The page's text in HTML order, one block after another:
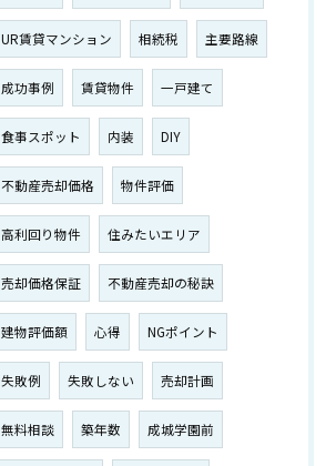
UR賃貸マンション 相続税 主要路線
成功事例 賃貸物件 一戸建て
食事スポット 内装 DIY
不動産売却価格 物件評価
高利回り物件 住みたいエリア
売却価格保証 不動産売却の秘訣
建物評価額 心得 NGポイント
失敗例 失敗しない 売却計画
無料相談 築年数 成城学園前